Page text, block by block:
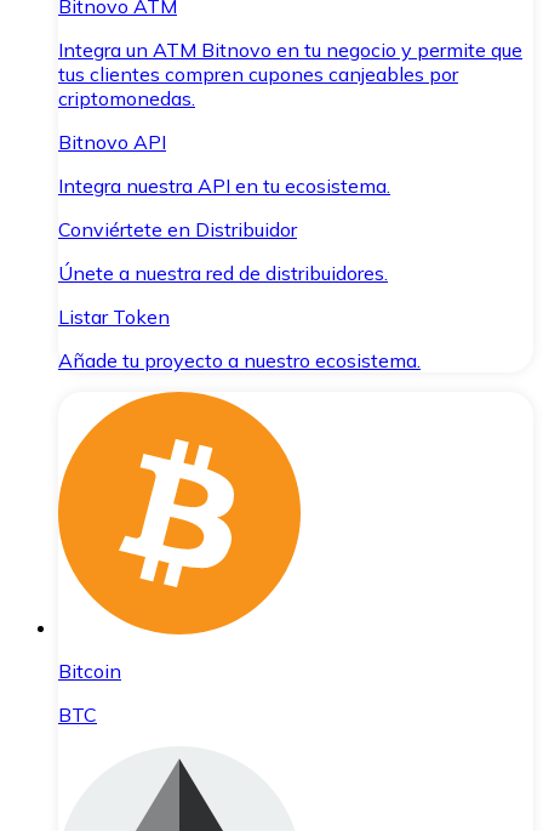
Bitnovo ATM
Integra un ATM Bitnovo en tu negocio y permite que
tus clientes compren cupones canjeables por
criptomonedas.
Bitnovo API
Integra nuestra API en tu ecosistema.
Conviértete en Distribuidor
Únete a nuestra red de distribuidores.
Listar Token
Añade tu proyecto a nuestro ecosistema.
Bitcoin
BTC